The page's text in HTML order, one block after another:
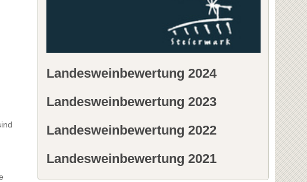
Landesweinbewertung 2024
Landesweinbewertung 2023
Landesweinbewertung 2022
Landesweinbewertung 2021